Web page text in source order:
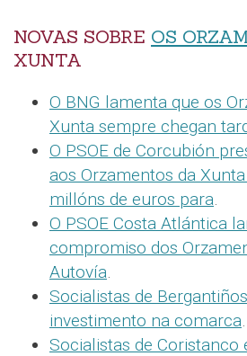
NOVAS SOBRE OS
XUNTA
O BNG lamenta que os
Xunta sempre chegan
O PSOE de Corcubión
aos Orzamentos da
millóns de euros para
O PSOE Costa Atlántica
compromiso dos
Autovía
Socialistas de
investimento na comarca
Socialistas de Coristanco